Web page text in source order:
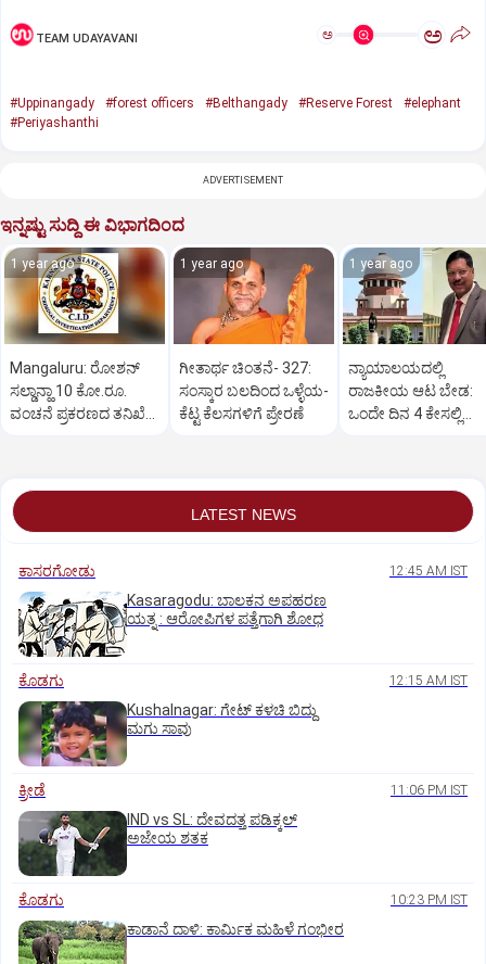
TEAM UDAYAVANI ಅ ಅ
#Uppinangady #forest officers #Belthangady #Reserve Forest
#elephant
#Periyashanthi
ADVERTISEMENT
ಇನ್ನಷ್ಟು ಸುದ್ದಿ ಈ ವಿಭಾಗದಿಂದ
1 year ago
Mangaluru: ರೋಶನ್‌
ಸಲ್ಡಾನ್ಹಾ 10 ಕೋ.ರೂ.
ವಂಚನೆ ಪ್ರಕರಣದ ತನಿಖೆ
1 year ago
ಗೀತಾರ್ಥ ಚಿಂತನೆ- 327:
ಸಂಸ್ಕಾರ ಬಲದಿಂದ ಒಳ್ಳೆಯ-
ಕೆಟ್ಟ ಕೆಲಸಗಳಿಗೆ ಪ್ರೇರಣೆ
1 year ago
ನ್ಯಾಯಾಲಯದಲ್ಲಿ
ರಾಜಕೀಯ ಆಟ ಬೇಡ:
ಒಂದೇ ದಿನ 4 ಕೇಸಲ್ಲಿ
LATEST NEWS
ಕಾಸರಗೋಡು 12:45 AM IST
Kasaragodu: ಬಾಲಕನ ಅಪಹರಣ
ಯತ್ನ : ಆರೋಪಿಗಳ ಪತ್ತೆಗಾಗಿ ಶೋಧ
ಕೊಡಗು 12:15 AM IST
Kushalnagar: ಗೇಟ್ ಕಳಚಿ ಬಿದ್ದು
ಮಗು ಸಾವು
ಕ್ರೀಡೆ 11:06 PM IST
IND vs SL: ದೇವದತ್ತ ಪಡಿಕ್ಕಲ್‌
ಅಜೇಯ ಶತಕ
ಕೊಡಗು 10:23 PM IST
ಕಾಡಾನೆ ದಾಳಿ: ಕಾರ್ಮಿಕ ಮಹಿಳೆ ಗಂಭೀರ